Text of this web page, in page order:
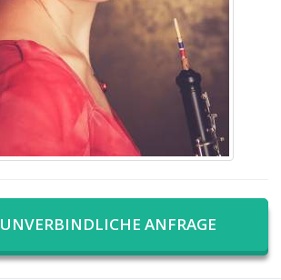
UNVERBINDLICHE ANFRAGE